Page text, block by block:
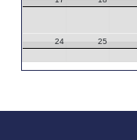
24 25